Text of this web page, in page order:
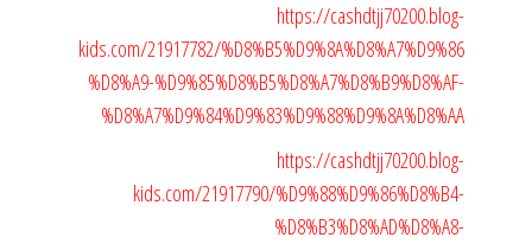
https://cashdtjj70200.blog-
kids.com/21917782/%D8%B5%D9%8A%D8%A7%D9%86
%D8%A9-%D9%85%D8%B5%D8%A7%D8%B9%D8%AF-
%D8%A7%D9%84%D9%83%D9%88%D9%8A%D8%AA
https://cashdtjj70200.blog-
kids.com/21917790/%D9%88%D9%86%D8%B4-
%D8%B3%D8%AD%D8%A8-